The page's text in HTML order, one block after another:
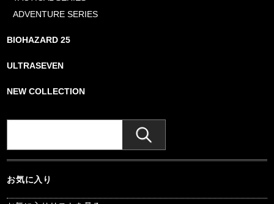
ADVENTURE SERIES
BIOHAZARD 25
ULTRASEVEN
NEW COLLECTION
お気に入り